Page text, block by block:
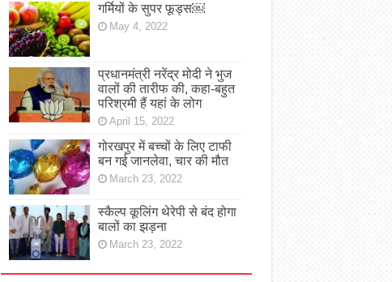
गर्मियों के सुपर फूड्स￼
May 4, 2022
प्रधानमंत्री नरेंद्र मोदी ने भुज
वालों की तारीफ की, कहा-बहुत
परिश्रमी हैं यहां के लोग
April 15, 2022
गोरखपुर में बच्चों के लिए टाफी
बन गई जानलेवा, चार की मौत
March 23, 2022
स्कैल्प कूलिंग थेरेपी से बंद होगा
बालों का झड़ना
March 23, 2022